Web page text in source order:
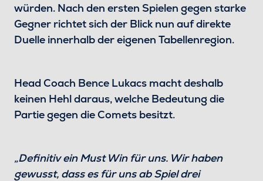
würden. Nach den ersten Spielen gegen starke
Gegner richtet sich der Blick nun auf direkte
Duelle innerhalb der eigenen Tabellenregion.
Head Coach Bence Lukacs macht deshalb
keinen Hehl daraus, welche Bedeutung die
Partie gegen die Comets besitzt.
„Definitiv ein Must Win für uns. Wir haben
gewusst, dass es für uns ab Spiel drei